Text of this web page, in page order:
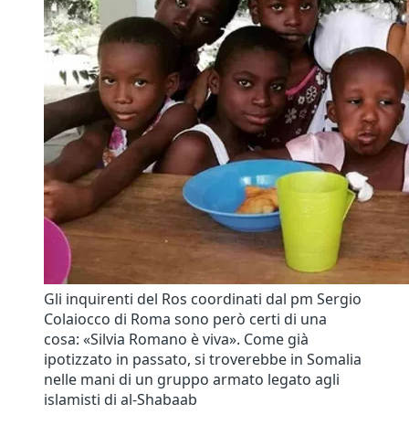
Gli inquirenti del Ros coordinati dal pm Sergio
Colaiocco di Roma sono però certi di una
cosa: «Silvia Romano è viva». Come già
ipotizzato in passato, si troverebbe in Somalia
nelle mani di un gruppo armato legato agli
islamisti di al-Shabaab